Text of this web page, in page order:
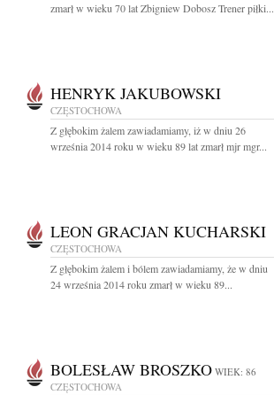
zmarł w wieku 70 lat Zbigniew Dobosz Trener piłki...
HENRYK JAKUBOWSKI
CZĘSTOCHOWA
Z głębokim żalem zawiadamiamy, iż w dniu 26
września 2014 roku w wieku 89 lat zmarł mjr mgr...
LEON GRACJAN KUCHARSKI
CZĘSTOCHOWA
Z głębokim żalem i bólem zawiadamiamy, że w dniu
24 września 2014 roku zmarł w wieku 89...
BOLESŁAW BROSZKO WIEK: 86
CZĘSTOCHOWA